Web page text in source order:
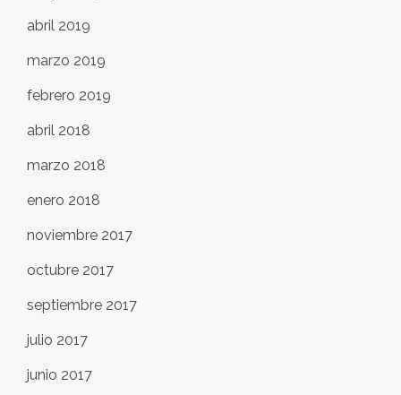
abril 2019
marzo 2019
febrero 2019
abril 2018
marzo 2018
enero 2018
noviembre 2017
octubre 2017
septiembre 2017
julio 2017
junio 2017